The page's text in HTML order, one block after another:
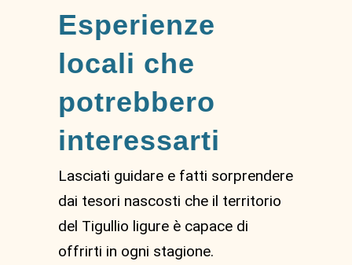
Esperienze
locali che
potrebbero
interessarti
Lasciati guidare e fatti sorprendere
dai tesori nascosti che il territorio
del Tigullio ligure è capace di
offrirti in ogni stagione.